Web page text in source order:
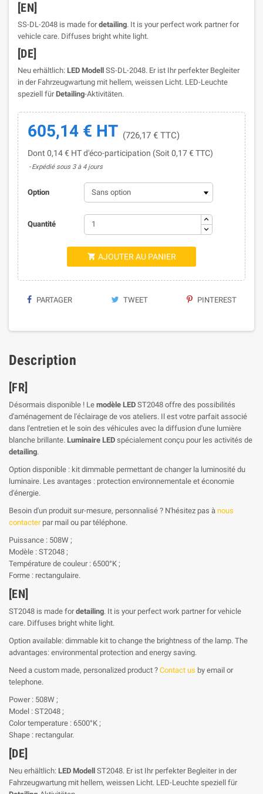
[EN]
SS-DL-2048 is made fordetailing. It is your perfect work partner for
vehicle care. Diffuses bright white light.
[DE]
Neu erhältlich: LED Modell SS-DL-2048. Er ist Ihr perfekter Begleiter
in der Fahrzeugwartung mit hellem, weissen Licht. LED-Leuchte
speziell fürDetailing-Aktivitäten.
605,14 € HT (726,17 € TTC)
Dont 0,14 € HT d'éco-participation (Soit 0,17 € TTC)
Expédié sous 3 à 4 jours
Option
Quantité
 AJOUTER AU PANIER
PARTAGER TWEET PINTEREST
Description
[FR]
Désormais disponible ! Le modèle LED ST2048 offre des possibilités
d'aménagement de l'éclairage de vos ateliers. Il est votre parfait associé
dans l'entretien et le soin des véhicules avec la diffusion d'une lumière
blanche brillante. Luminaire LED spécialement conçu pour les activités de
detailing.
Option disponible : kit dimmable permettant de changer la luminosité du
luminaire. Les avantages : protection environnementale et économie
d'énergie.
Besoin d'un produit sur-mesure, personnalisé ? N'hésitez pas à nous
contacterpar mail ou par téléphone.
Puissance : 508W ;
Modèle : ST2048 ;
Température de couleur : 6500°K ;
Forme : rectangulaire.
[EN]
ST2048 is made fordetailing. It is your perfect work partner for vehicle
care. Diffuses bright white light.
Option available: dimmable kit to change the brightness of the lamp. The
advantages: environmental protection and energy saving.
Need a custom made, personalized product ? Contact us by email or
telephone.
Power : 508W ;
Model : ST2048 ;
Color temperature : 6500°K ;
Shape : rectangular.
[DE]
Neu erhältlich: LED Modell ST2048. Er ist Ihr perfekter Begleiter in der
Fahrzeugwartung mit hellem, weissen Licht. LED-Leuchte speziell für